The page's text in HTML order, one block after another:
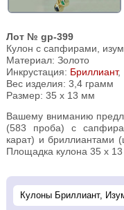
Лот № gp-399
Кулон с сапфирами,
Материал: Золото
Инкрустация: Бриллиант,
Вес изделия: 3,4 грамм
Размер: 35 х 13 мм
Вашему вниманию предлагается кулон из 14-каратного золота
(583 проба) с
карат) и бриллиантами
Площадка кулона 35 х